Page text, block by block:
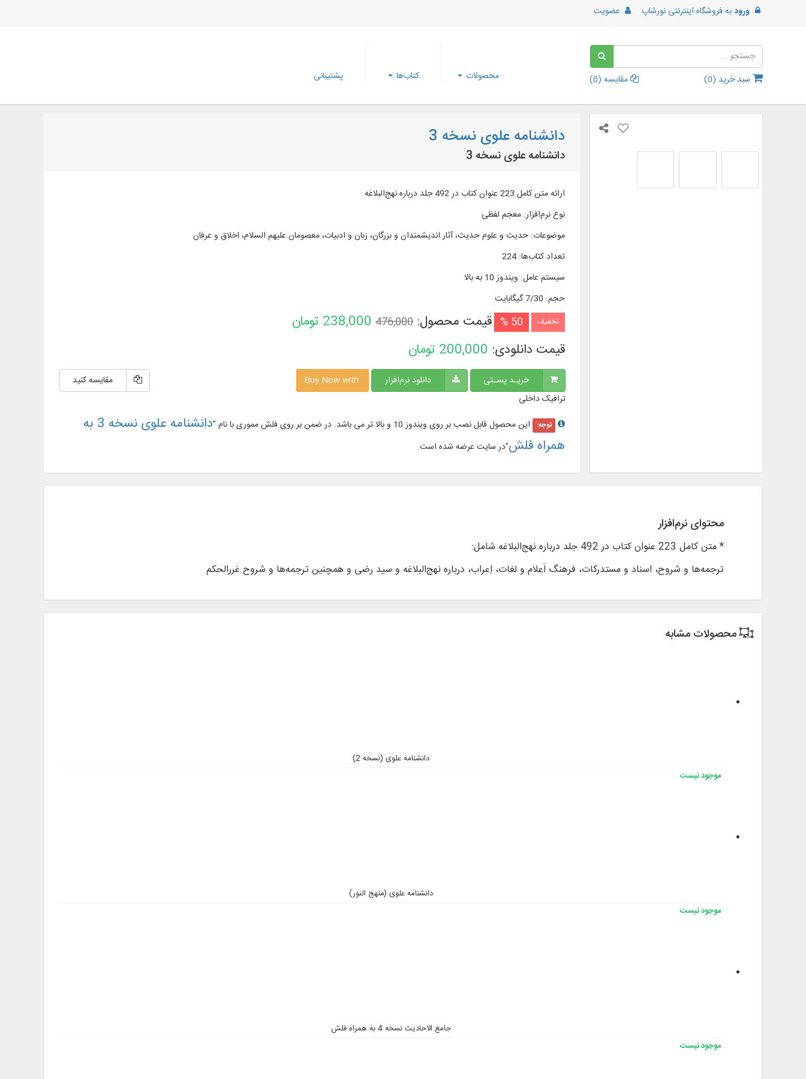
ورودبه فروشگاه اینترنتی نورشاپ عضویت
سبد خرید (0
) مقایسه (0
) محصولات کتاب‌ها پشتیبانی
دانشنامه علوی نسخه 3
دانشنامه علوی نسخه 3
ارائه متن کامل 223 عنوان کتاب در 492 جلد درباره نهج‌البلاغه
نوع نرم‌افزار: معجم لفظی
موضوعات: حدیث و علوم حدیث، آثار اندیشمندان و بزرگان، زبان و ادبیات، معصومان علیهم السلام، اخلاق و عرفان
تعداد کتاب‌ها:
224
سیستم عامل: ویندوز 10 به بالا
حجم: 7/30 گیگابایت
تخفیف 50 % قیمت محصول:476,000
238,000 تومان
قیمت دانلودی: 200,000 تومان
خریـد پسـتی دانلود نرم‌افزار
ترافیک داخلی
مقایسه کنید
توجه: این محصول قابل نصب بر روی ویندوز 10 و بالا تر می باشد. در ضمن بر روی فلش مموری با نام "
دانشنامه علوی نسخه 3 به
همراه فلش"در سایت عرضه شده است.
محتوای نرم‌افزار
* متن کامل 223 عنوان کتاب در 492 جلد درباره نهج‌البلاغه شامل:
ترجمه‌ها و شروح، اسناد و مستدرکات، فرهنگ اَعلام و لغات، اِعراب، درباره نهج‌البلاغه و سید رضی و همچنین ترجمه‌ها و شروح غررالحکم
محصولات مشابه
دانشنامه علوی (نسخه 2)
موجود نیست
دانشنامه علوی (منهج النور)
موجود نیست
جامع الاحادیث نسخه 4 به همراه فلش
موجود نیست